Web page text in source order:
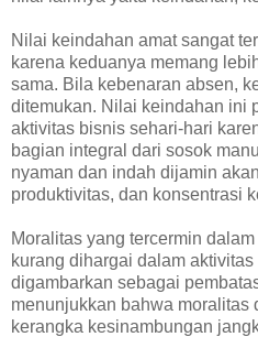
Nilai keindahan amat sangat
karena keduanya memang
sama. Bila kebenaran absen,
ditemukan. Nilai keindahan ini
aktivitas bisnis sehari-hari
bagian integral dari sosok
nyaman dan indah dijamin
produktivitas, dan konsentrasi
Moralitas yang tercermin
kurang dihargai dalam
digambarkan sebagai
menunjukkan bahwa moralitas
kerangka kesinambungan